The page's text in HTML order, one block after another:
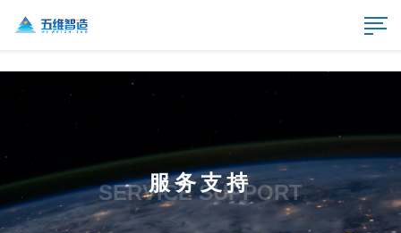
服务支持
SERVICE SUPPORT